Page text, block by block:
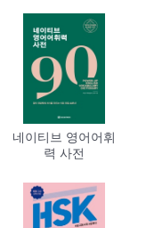
네이티브 영어어휘
력 사전